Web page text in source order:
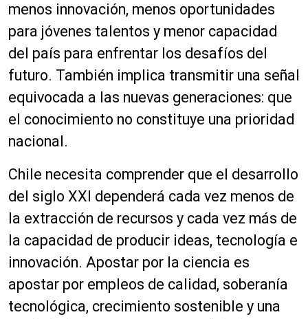
menos innovación, menos oportunidades
para jóvenes talentos y menor capacidad
del país para enfrentar los desafíos del
futuro. También implica transmitir una señal
equivocada a las nuevas generaciones: que
el conocimiento no constituye una prioridad
nacional.
Chile necesita comprender que el desarrollo
del siglo XXI dependerá cada vez menos de
la extracción de recursos y cada vez más de
la capacidad de producir ideas, tecnología e
innovación. Apostar por la ciencia es
apostar por empleos de calidad, soberanía
tecnológica, crecimiento sostenible y una